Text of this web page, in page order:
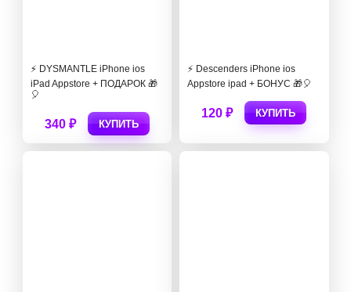
⚡️ DYSMANTLE iPhone ios
iPad Appstore + ПОДАРОК 🎁
🎈
340 ₽ КУПИТЬ
⚡️ Descenders iPhone ios
Appstore ipad + БОНУС 🎁🎈
120 ₽ КУПИТЬ